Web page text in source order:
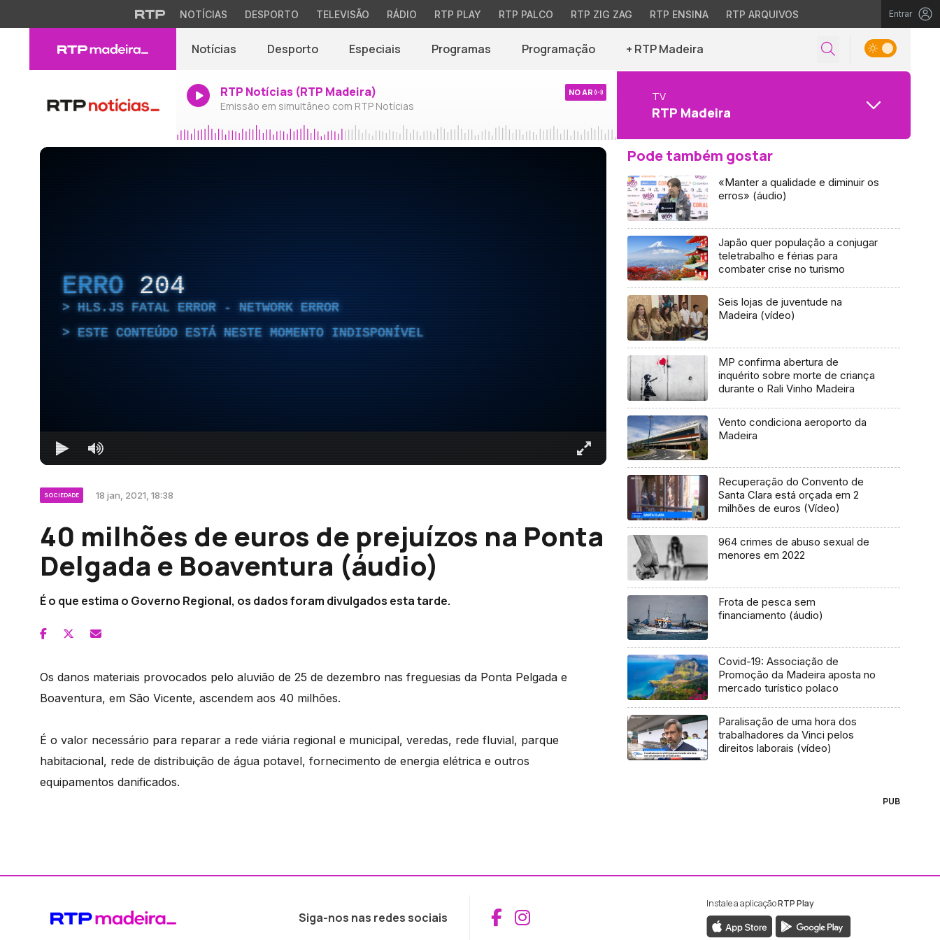
NOTÍCIAS DESPORTO TELEVISÃO RÁDIO RTP PLAY RTP PALCO RTP ZIG ZAG RTP ENSINA RTP ARQUIVOS Entrar
Notícias Desporto Especiais Programas Programação + RTP Madeira
RTP Notícias (RTP Madeira)
Emissão em simultâneo com RTP Notícias
NO AR TV
RTP Madeira
ERRO 204
HLS.JS FATAL ERROR - NETWORK ERROR
ESTE CONTEÚDO ESTÁ NESTE MOMENTO INDISPONÍVEL
SOCIEDADE 18 jan, 2021, 18:38
40 milhões de euros de prejuízos na Ponta
Delgada e Boaventura (áudio)
É o que estima o Governo Regional, os dados foram divulgados esta tarde.
Os danos materiais provocados pelo aluvião de 25 de dezembro nas freguesias da Ponta Pelgada e
Boaventura, em São Vicente, ascendem aos 40 milhões.
É o valor necessário para reparar a rede viária regional e municipal, veredas, rede fluvial, parque
habitacional, rede de distribuição de água potavel, fornecimento de energia elétrica e outros
equipamentos danificados.
Pode também gostar
«Manter a qualidade e diminuir os
erros» (áudio)
Japão quer população a conjugar
teletrabalho e férias para
combater crise no turismo
Seis lojas de juventude na
Madeira (vídeo)
MP confirma abertura de
inquérito sobre morte de criança
durante o Rali Vinho Madeira
Vento condiciona aeroporto da
Madeira
Recuperação do Convento de
Santa Clara está orçada em 2
milhões de euros (Vídeo)
964 crimes de abuso sexual de
menores em 2022
Frota de pesca sem
financiamento (áudio)
Covid-19: Associação de
Promoção da Madeira aposta no
mercado turístico polaco
Paralisação de uma hora dos
trabalhadores da Vinci pelos
direitos laborais (vídeo)
PUB
Siga-nos nas redes sociais Aceder ao Facebook da RTP Madeira
Aceder ao Instagram da RTP Madeira
Instale a aplicaçãoRTP Play